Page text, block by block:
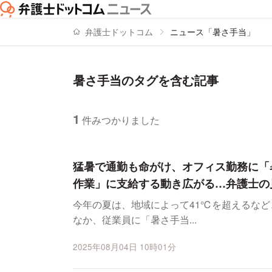
弁護士ドットコム ニュース「暑さ手当」
暑さ手当のタグを含む記事
1 件みつかりました
猛暑で通勤も命がけ、オフィス勤務に
作業」に支給する動き広がる…弁護士
今年の夏は、地域によって41℃を超えるな
なか、従業員に「暑さ手当...
2025年08月04日 10時01分